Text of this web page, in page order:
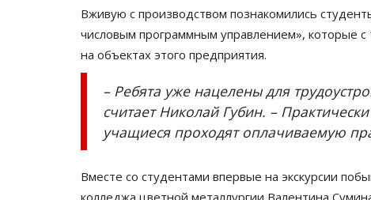
Вживую с производством познакомились
числовым программным управлением», которые с
на объектах этого предприятия.
– Ребята уже нацелены для
считает Николай Губин. –
учащиеся проходят оплачиваемую
Вместе со студентами впервые на экскурсии
колледжа цветной металлургии Валентина